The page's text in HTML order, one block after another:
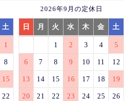
土
1
8
15
22
2026年9月の定休日
日 月 火 水 木 金 土
1 2 3 4 5
6 7 8 9 10 11 12
13 14 15 16 17 18 19
20 21 22 23 24 25 26